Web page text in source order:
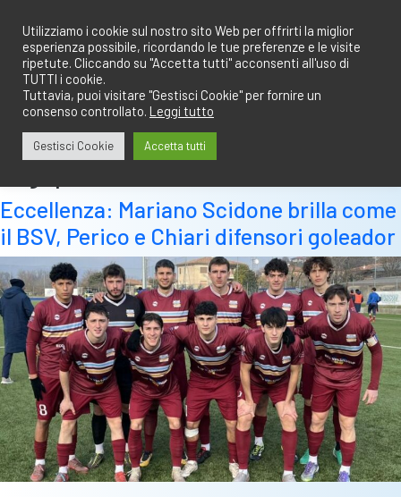
contenuto
Eccellenza: Mariano Scidone brilla come
il BSV, Perico e Chiari difensori goleador
Utilizziamo i cookie sul nostro sito Web per offrirti la miglior
esperienza possibile, ricordando le tue preferenze e le visite
ripetute. Cliccando su "Accetta tutti" acconsenti all'uso di
TUTTI i cookie.
Tuttavia, puoi visitare "Gestisci Cookie" per fornire un
consenso controllato. Leggi tutto
Gestisci Cookie Accetta tutti